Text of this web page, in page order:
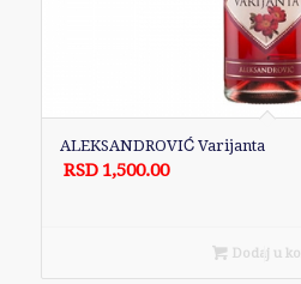
ALEKSANDROVIĆ Varijanta
RSD 1,500.00
Dodaj u